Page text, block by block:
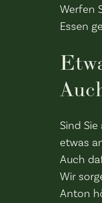
Werfen
Essen
Sind
etwas
Auch
Wir
Anton